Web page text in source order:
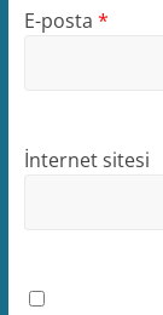
E-posta *
İnternet sitesi